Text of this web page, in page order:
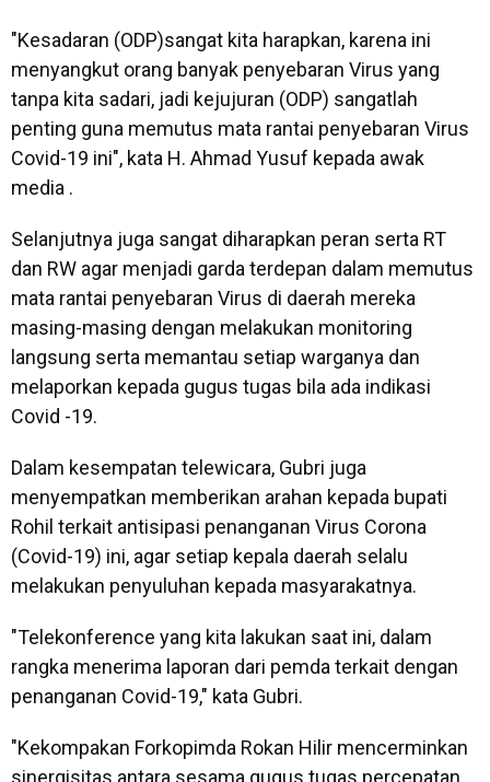
"Kesadaran (ODP)sangat kita harapkan, karena ini
menyangkut orang banyak penyebaran Virus yang
tanpa kita sadari, jadi kejujuran (ODP) sangatlah
penting guna memutus mata rantai penyebaran Virus
Covid-19 ini", kata H. Ahmad Yusuf kepada awak
media .
Selanjutnya juga sangat diharapkan peran serta RT
dan RW agar menjadi garda terdepan dalam memutus
mata rantai penyebaran Virus di daerah mereka
masing-masing dengan melakukan monitoring
langsung serta memantau setiap warganya dan
melaporkan kepada gugus tugas bila ada indikasi
Covid -19.
Dalam kesempatan telewicara, Gubri juga
menyempatkan memberikan arahan kepada bupati
Rohil terkait antisipasi penanganan Virus Corona
(Covid-19) ini, agar setiap kepala daerah selalu
melakukan penyuluhan kepada masyarakatnya.
"Telekonference yang kita lakukan saat ini, dalam
rangka menerima laporan dari pemda terkait dengan
penanganan Covid-19," kata Gubri.
"Kekompakan Forkopimda Rokan Hilir mencerminkan
sinergisitas antara sesama gugus tugas percepatan